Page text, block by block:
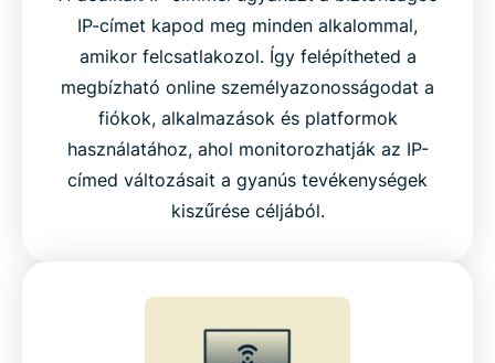
IP-címet kapod meg minden alkalommal,
amikor felcsatlakozol. Így felépítheted a
megbízható online személyazonosságodat a
fiókok, alkalmazások és platformok
használatához, ahol monitorozhatják az IP-
címed változásait a gyanús tevékenységek
kiszűrése céljából.